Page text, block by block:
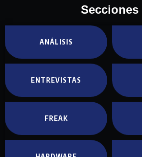
Secciones
ANÁLISIS
ENTREVISTAS
FREAK